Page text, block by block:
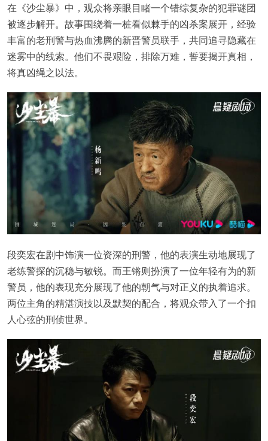
在《沙尘暴》中，观众将亲眼目睹一个错综复杂的犯罪谜团
被逐步解开。故事围绕着一桩看似棘手的凶杀案展开，经验
丰富的老刑警与热血沸腾的新晋警员联手，共同追寻隐藏在
迷雾中的线索。他们不畏艰险，排除万难，誓要揭开真相，
将真凶绳之以法。
段奕宏在剧中饰演一位资深的刑警，他的表演生动地展现了
老练警探的沉稳与敏锐。而王锵则扮演了一位年轻有为的新
警员，他的表现充分展现了他的朝气与对正义的执着追求。
两位主角的精湛演技以及默契的配合，将观众带入了一个扣
人心弦的刑侦世界。